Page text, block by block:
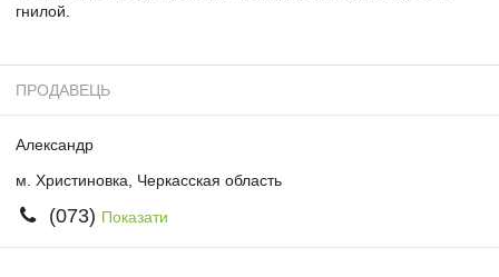
гнилой.
ПРОДАВЕЦЬ
Александр
м. Христиновка, Черкасская область
(073) Показати